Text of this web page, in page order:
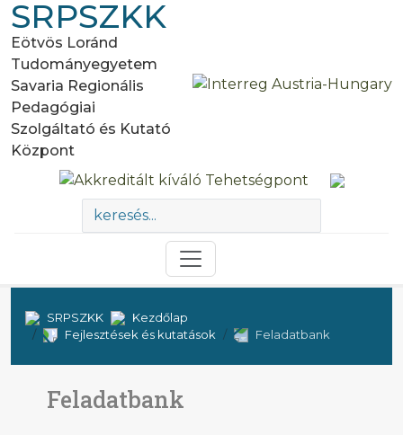
SRPSZKK
Eötvös Loránd
Tudományegyetem
Savaria Regionális
Pedagógiai
Szolgáltató és Kutató
Központ
SRPSZKK
Kezdőlap
Fejlesztések és kutatások
Feladatbank
Feladatbank